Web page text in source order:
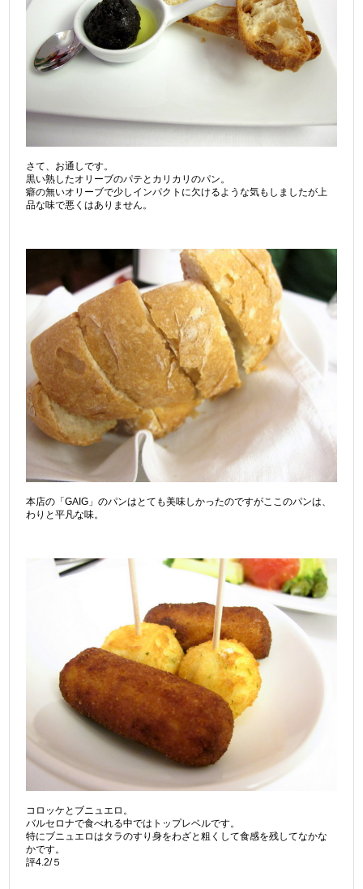
さて、お通しです。
黒い熟したオリーブのパテとカリカリのパン。
癖の無いオリーブで少しインパクトに欠けるような気もしましたが上
品な味で悪くはありません。
本店の「GAIG」のパンはとても美味しかったのですがここのパンは、
わりと平凡な味。
コロッケとブニュエロ。
バルセロナで食べれる中ではトップレベルです。
特にブニュエロはタラのすり身をわざと粗くして食感を残してなかな
かです。
評4.2/５